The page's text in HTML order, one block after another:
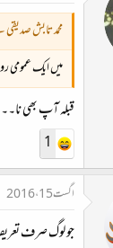
محمد تابش
میں ایک عمومی
قبلہ آپ بھی
1
اگست 15، 2016
جو لوگ صرف